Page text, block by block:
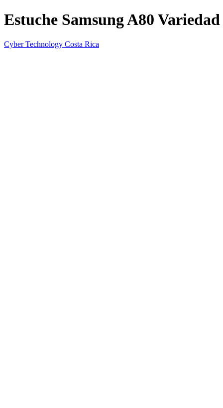
Estuche Samsung A80
Cyber Technology Costa Rica